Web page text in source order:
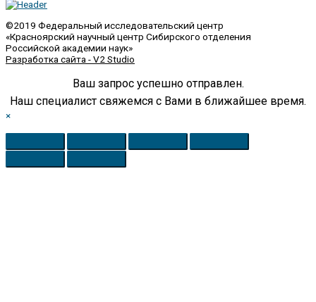
©2019 Федеральный исследовательский центр
«Красноярский научный центр Сибирского отделения
Российской академии наук»
Разработка сайта - V2 Studio
Ваш запрос успешно отправлен.
Наш специалист свяжемся с Вами в ближайшее время.
×